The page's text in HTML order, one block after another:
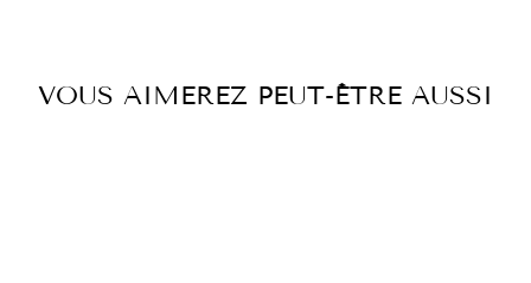
VOUS AIMEREZ PEUT-ÊTRE AUSSI